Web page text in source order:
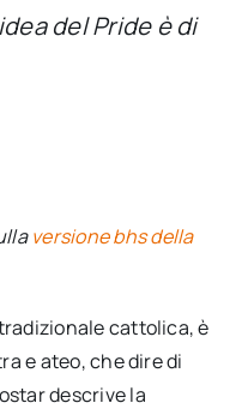
del Pride è di
versione bhs della
cattolica, è
e ateo, che dire di
descrive la